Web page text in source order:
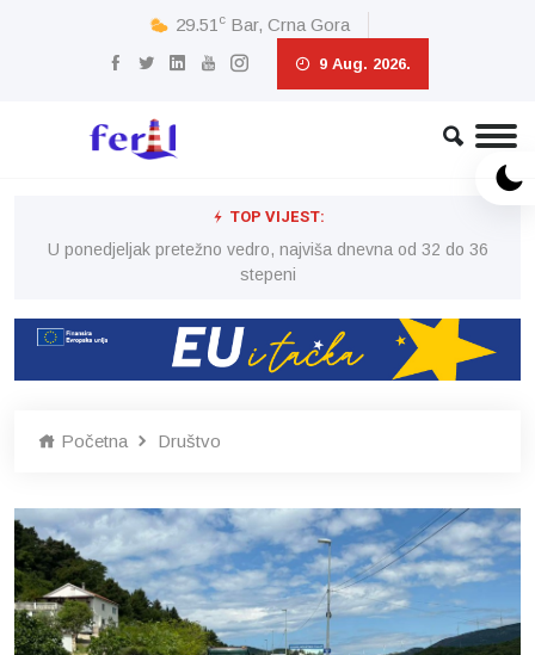
29.51 c Bar, Crna Gora
9 Aug. 2026.
TOP VIJEST:
U ponedjeljak pretežno vedro, najviša dnevna od 32 do 36
stepeni
Početna Društvo